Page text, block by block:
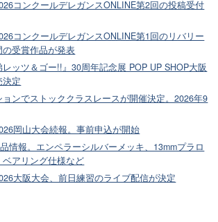
コンクールデレガンスONLINE第2回の投稿受付
コンクールデレガンスONLINE第1回のリバリー
受賞作品が発表
ッツ＆ゴー!!』30周年記念展 POP UP SHOP大阪
決定
ョンでストッククラスレースが開催決定。2026年9
岡山大会続報。事前申込が開始
情報。エンペラーシルバーメッキ、13mmプラロ
アリング仕様など
大阪大会、前日練習のライブ配信が決定